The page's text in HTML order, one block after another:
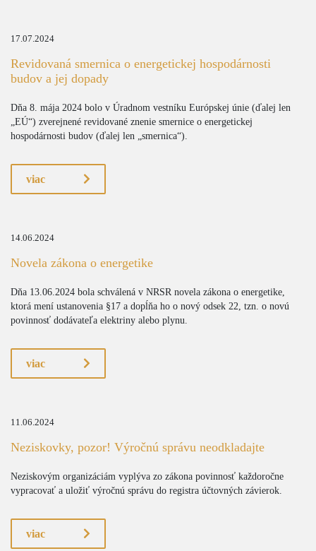
17.07.2024
Revidovaná smernica o energetickej hospodárnosti
budov a jej dopady
Dňa 8. mája 2024 bolo v Úradnom vestníku Európskej únie (ďalej len
„EÚ“) zverejnené revidované znenie smernice o energetickej
hospodárnosti budov (ďalej len „smernica“).
viac
14.06.2024
Novela zákona o energetike
Dňa 13.06.2024 bola schválená v NRSR novela zákona o energetike,
ktorá mení ustanovenia §17 a dopĺňa ho o nový odsek 22, tzn. o novú
povinnosť dodávateľa elektriny alebo plynu.
viac
11.06.2024
Neziskovky, pozor! Výročnú správu neodkladajte
Neziskovým organizáciám vyplýva zo zákona povinnosť každoročne
vypracovať a uložiť výročnú správu do registra účtovných závierok.
viac